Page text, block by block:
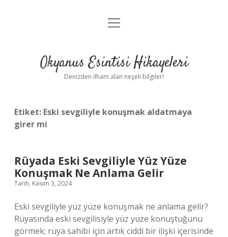
Anasayfa
Yasal Uyarı
menüyü
Okyanus Esintisi Hikayeleri
Denizden ilham alan neşeli bilgiler!
Etiket: Eski sevgiliyle konuşmak aldatmaya
girer mi
Rüyada Eski Sevgiliyle Yüz Yüze
Konuşmak Ne Anlama Gelir
Tarih: Kasım 3, 2024
Eski sevgiliyle yüz yüze konuşmak ne anlama gelir?
Rüyasında eski sevgilisiyle yüz yüze konuştuğunu
görmek; rüya sahibi için artık ciddi bir ilişki içerisinde